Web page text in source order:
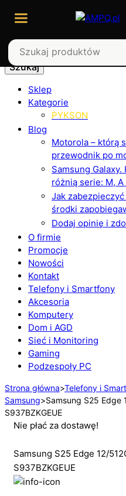
Szukaj
Sklep
Kategorie
PYKSON
Blog
Motorola – którą
przewodnik po
Samsung
różnią serie: M, A
Jak
środki
Dodaj opinię i
O firmie
Promocje
Nowości
Kontakt
Telefony i Smartfony
Akcesoria
Komputery
Dom i AGD
Sieć i Monitoring
Gaming
Podzespoły PC
Strona główna>Telefony i
Samsung>Samsung S25 Edge
S937BZKGEUE
Nie płać za dostawę!
Samsung S25 Edge 12/
S937BZKGEUE